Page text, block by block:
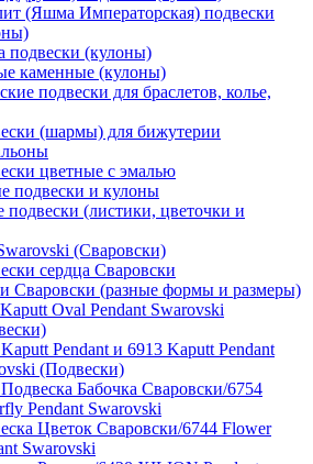
(Яшма Императорская) подвески
подвески (кулоны)
каменные (кулоны)
подвески для браслетов, колье,
(шармы) для бижутерии
цветные с эмалью
подвески и кулоны
(листики, цветочки и
(Сваровски)
сердца Сваровски
Сваровски (разные формы и размеры)
Oval Pendant Swarovski
Pendant и 6913 Kaputt Pendant
(Подвески)
Бабочка Сваровски/6754
Pendant Swarovski
Цветок Сваровски/6744 Flower
Swarovski